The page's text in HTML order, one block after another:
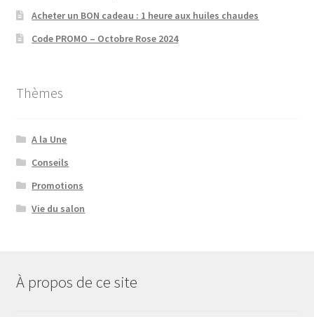
Acheter un BON cadeau : 1 heure aux huiles chaudes
Code PROMO – Octobre Rose 2024
Thèmes
A la Une
Conseils
Promotions
Vie du salon
À propos de ce site